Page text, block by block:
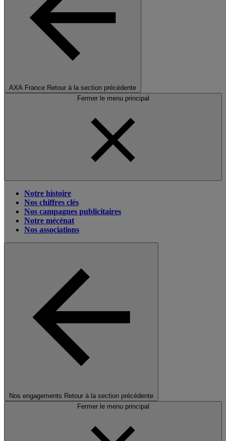
AXA France Retour à la section précédente
Fermer le menu principal
Notre histoire
Nos chiffres clés
Nos campagnes publicitaires
Notre mécénat
Nos associations
Nos engagements Retour à la section précédente
Fermer le menu principal